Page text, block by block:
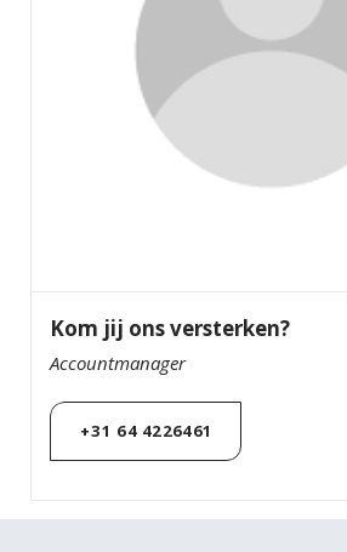
Kom jij ons versterken?
Accountmanager
+31 64 4226461